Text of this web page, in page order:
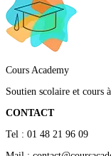
Cours Academy
Soutien scolaire et cours
CONTACT
Tel : 01 48 21 96 09